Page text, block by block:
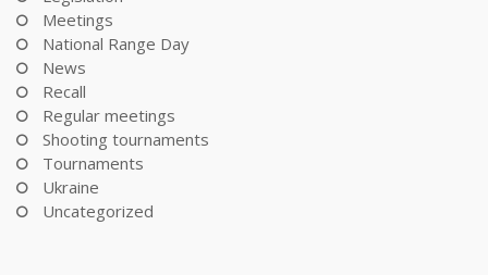
Meetings
National Range Day
News
Recall
Regular meetings
Shooting tournaments
Tournaments
Ukraine
Uncategorized